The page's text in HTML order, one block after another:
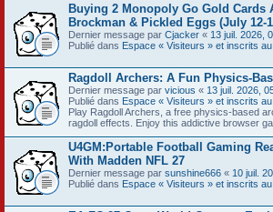
Buying 2 Monopoly Go Gold Cards
Brockman & Pickled Eggs (July 12-
Dernier message par Cjacker « 13 juil. 2026,
Publié dans Espace « Visiteurs » et inscrits
Ragdoll Archers: A Fun Physics-
Dernier message par vicious « 13 juil. 2026,
Publié dans Espace « Visiteurs » et inscrits
Play Ragdoll Archers, a free physics-based
ragdoll effects. Enjoy this addictive browser
U4GM:Portable Football Gaming
With Madden NFL 27
Dernier message par sunshine666 « 10 juil.
Publié dans Espace « Visiteurs » et inscrits